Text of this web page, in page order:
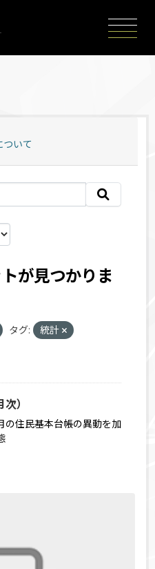
ついて
が見つかりま
タグ:
統計
）
の住民基本台帳の異動を加